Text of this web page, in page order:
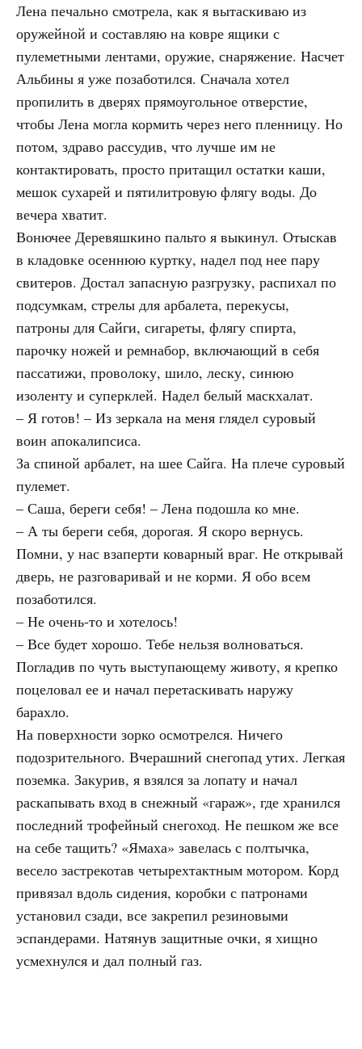
Лена печально смотрела, как я вытаскиваю из
оружейной и составляю на ковре ящики с
пулеметными лентами, оружие, снаряжение. Насчет
Альбины я уже позаботился. Сначала хотел
пропилить в дверях прямоугольное отверстие,
чтобы Лена могла кормить через него пленницу. Но
потом, здраво рассудив, что лучше им не
контактировать, просто притащил остатки каши,
мешок сухарей и пятилитровую флягу воды. До
вечера хватит.
Вонючее Деревяшкино пальто я выкинул. Отыскав
в кладовке осеннюю куртку, надел под нее пару
свитеров. Достал запасную разгрузку, распихал по
подсумкам, стрелы для арбалета, перекусы,
патроны для Сайги, сигареты, флягу спирта,
парочку ножей и ремнабор, включающий в себя
пассатижи, проволоку, шило, леску, синюю
изоленту и суперклей. Надел белый маскхалат.
– Я готов! – Из зеркала на меня глядел суровый
воин апокалипсиса.
За спиной арбалет, на шее Сайга. На плече суровый
пулемет.
– Саша, береги себя! – Лена подошла ко мне.
– А ты береги себя, дорогая. Я скоро вернусь.
Помни, у нас взаперти коварный враг. Не открывай
дверь, не разговаривай и не корми. Я обо всем
позаботился.
– Не очень-то и хотелось!
– Все будет хорошо. Тебе нельзя волноваться.
Погладив по чуть выступающему животу, я крепко
поцеловал ее и начал перетаскивать наружу
барахло.
На поверхности зорко осмотрелся. Ничего
подозрительного. Вчерашний снегопад утих. Легкая
поземка. Закурив, я взялся за лопату и начал
раскапывать вход в снежный «гараж», где хранился
последний трофейный снегоход. Не пешком же все
на себе тащить? «Ямаха» завелась с полтычка,
весело застрекотав четырехтактным мотором. Корд
привязал вдоль сидения, коробки с патронами
установил сзади, все закрепил резиновыми
эспандерами. Натянув защитные очки, я хищно
усмехнулся и дал полный газ.